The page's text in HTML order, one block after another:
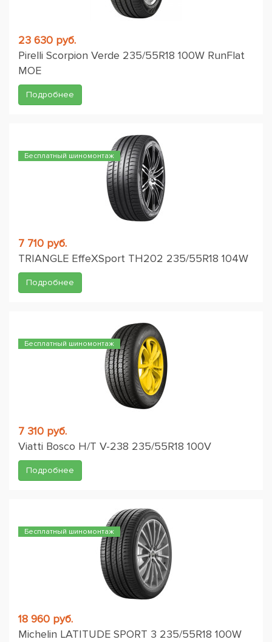
23 630 руб.
Pirelli Scorpion Verde 235/55R18 100W RunFlat
MOE
Подробнее
Бесплатный шиномонтаж
7 710 руб.
TRIANGLE EffeXSport TH202 235/55R18 104W
Подробнее
Бесплатный шиномонтаж
7 310 руб.
Viatti Bosco H/T V-238 235/55R18 100V
Подробнее
Бесплатный шиномонтаж
18 960 руб.
Michelin LATITUDE SPORT 3 235/55R18 100W